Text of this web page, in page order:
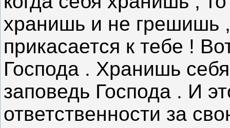
хранишь и не грешишь
прикасается к тебе !
Господа . Хранишь
заповедь Господа . И
ответственности за